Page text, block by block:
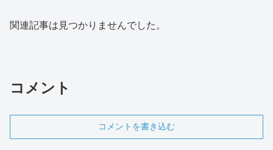
関連記事は見つかりませんでした。
コメント
コメントを書き込む